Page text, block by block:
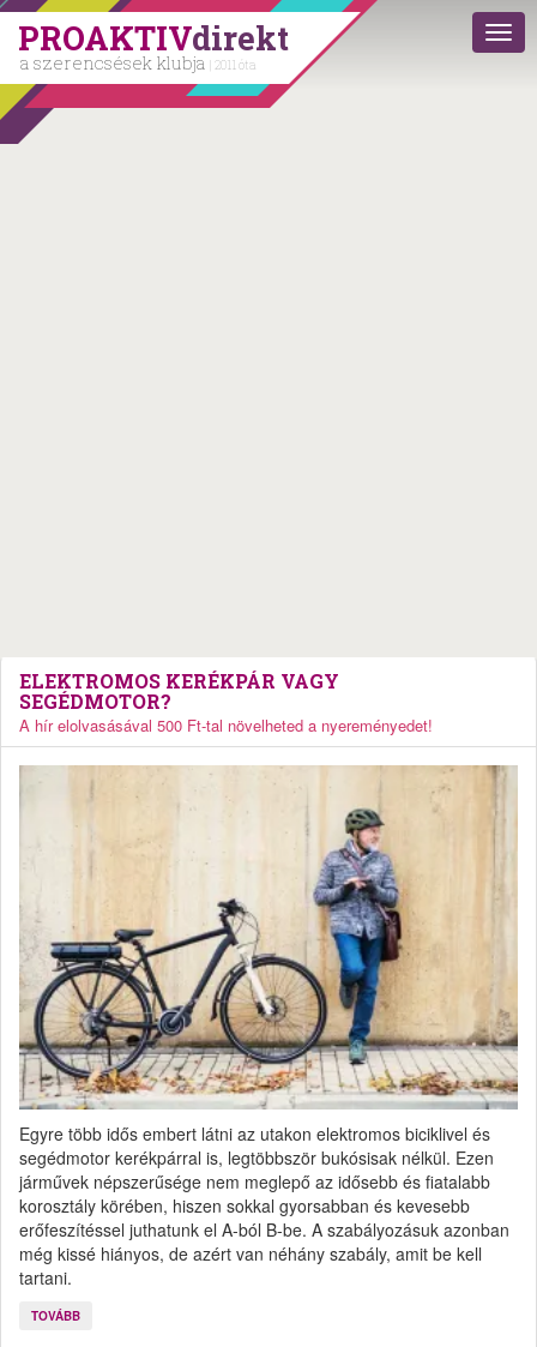
PROAKTIVdirekt
a szerencsések klubja | 2011 óta
ELEKTROMOS KERÉKPÁR VAGY
SEGÉDMOTOR?
A hír elolvasásával 500 Ft-tal növelheted a nyereményedet!
Egyre több idős embert látni az utakon elektromos biciklivel és
segédmotor kerékpárral is, legtöbbször bukósisak nélkül. Ezen
járművek népszerűsége nem meglepő az idősebb és fiatalabb
korosztály körében, hiszen sokkal gyorsabban és kevesebb
erőfeszítéssel juthatunk el A-ból B-be. A szabályozásuk azonban
még kissé hiányos, de azért van néhány szabály, amit be kell
tartani.
TOVÁBB